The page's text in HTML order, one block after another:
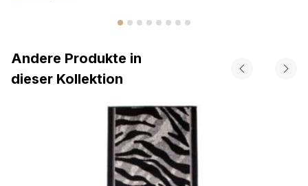
Andere Produkte in
dieser Kollektion